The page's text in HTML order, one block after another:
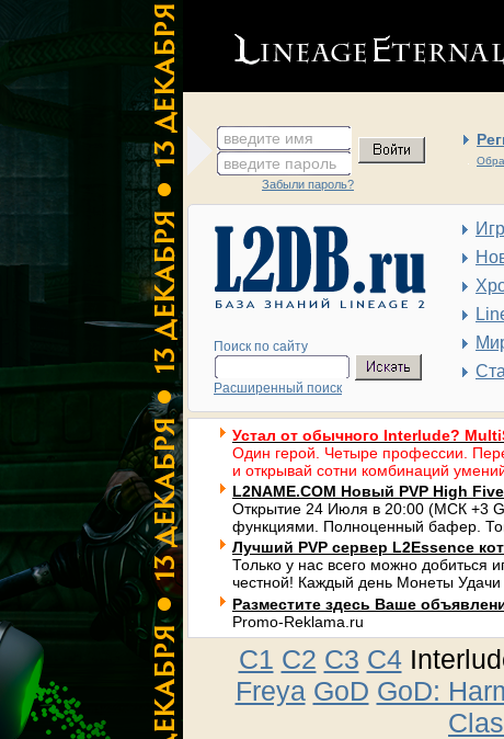
введите имя
введите пароль
Забыли пароль?
Поиск по сайту
Расширенный поиск
Устал от обычного Interlude?
Один герой. Четыре профессии.
и открывай сотни комбинаций
L2NAME.COM Новый PVP High
Открытие 24 Июля в 20:00 (МСК +3
функциями. Полноценный бафер.
Лучший PVP сервер L2Essence
Только у нас всего можно добиться
честной! Каждый день Монеты Удачи
Разместите здесь Ваше
Promo-Reklama.ru
C1 C2 C3 C4
Freya GoD GoD: